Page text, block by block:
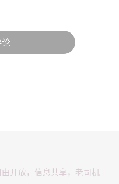
开放，信息共享，老司机